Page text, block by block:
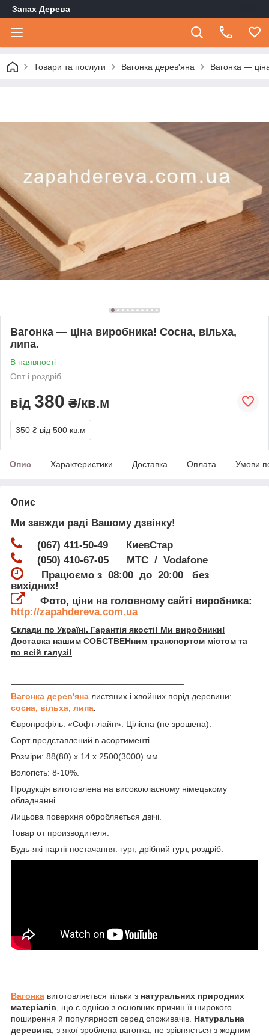
Запах Дерева
Товари та послуги Вагонка дерев'яна Вагонка —
Вагонка — ціна виробника! Сосна, вільха,
липа.
В наявності
Опт і роздріб
від 380 ₴/кв.м
350 ₴ від 500 кв.м
Опис Характеристики Доставка Оплата Умови
Опис
Ми завжди раді Вашому дзвінку!
(067) 411-50-49 КиевСтар
(050) 410-67-05 МТС / Vodafone
Працюємо з 08:00 до 20:00 без
вихідних!
Фото, ціни на головному сайті виробника:
http://zapahdereva.com.ua
Склади по Україні. Гарантія якості! Ми виробники!
Доставка нашим СОБСТВЕНним транспортом містом та
по всій галузі!
Вагонка дерев'яна листяних і хвойних порід деревини:
сосна, вільха, липа.
Європрофіль. «Софт-лайн». Цілісна (не зрошена).
Сорт представлений в асортименті.
Розміри: 88(80) х 14 х 2500(3000) мм.
Вологість: 8-10%.
Продукція виготовлена на висококласному німецькому
обладнанні.
Лицьова поверхня обробляється двічі.
Товар от производителя.
Будь-які партії постачання: гурт, дрібний гурт, роздріб.
Вагонка виготовляється тільки з натуральних природних
матеріалів, що є однією з основних причин її широкого
поширення й популярності серед споживачів. Натуральна
деревина, з якої зроблена вагонка, не зрівняється з жодним